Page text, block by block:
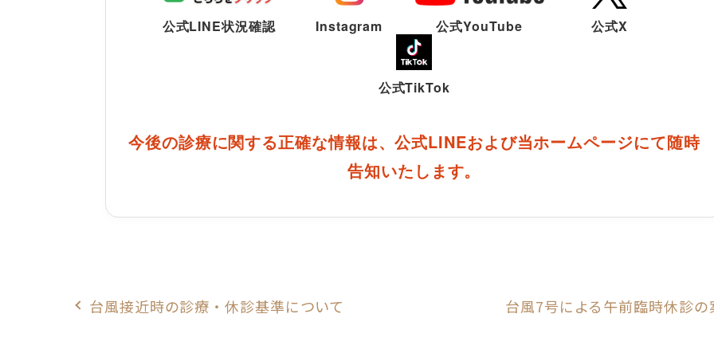
公式LINE状況確認 Instagram 公式YouTube 公式X
公式TikTok
今後の診療に関する正確な情報は、公式LINEおよび当ホームページにて随時
告知いたします。
台風接近時の診療・休診基準について 台風7号による午前臨時休診の